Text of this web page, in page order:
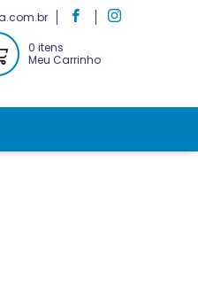
0 itens
Meu Carrinho